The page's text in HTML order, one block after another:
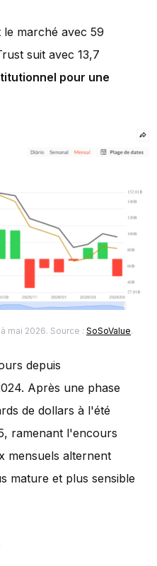
marché avec 59
suit avec 13,7
pour une
mai 2026. Source : SoSoValue.
depuis
Après une phase
de dollars à l'été
ramenant l'encours
mensuels alternent
mature et plus sensible